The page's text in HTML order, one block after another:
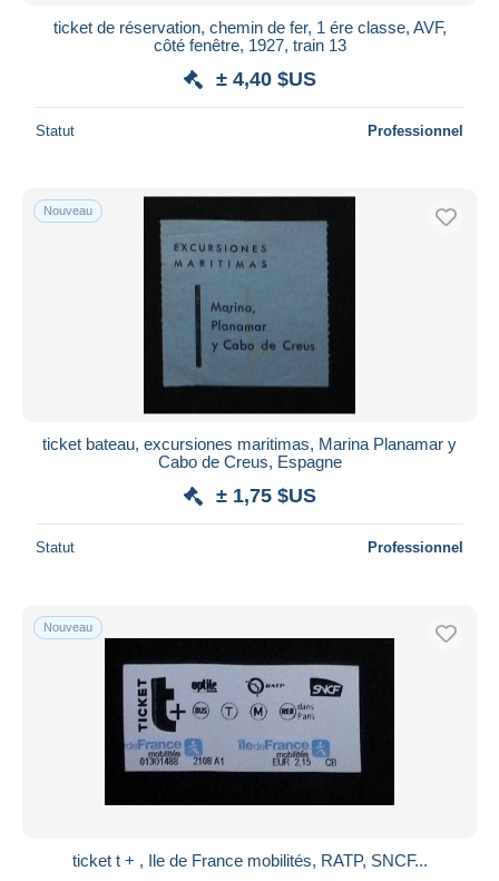
ticket de réservation, chemin de fer, 1 ére classe, AVF,
côté fenêtre, 1927, train 13
± 4,40 $US
Statut Professionnel
Nouveau
ticket bateau, excursiones maritimas, Marina Planamar y
Cabo de Creus, Espagne
± 1,75 $US
Statut Professionnel
Nouveau
ticket t + , Ile de France mobilités, RATP, SNCF...